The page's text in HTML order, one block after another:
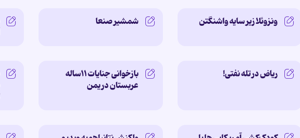
ونزوئلا زیر سایه‌ واشنگتن شمشیر صنعا
ریاض در تله نفتی!
بازخوانی جنایات ۱۱ساله‌
عربستان در یمن